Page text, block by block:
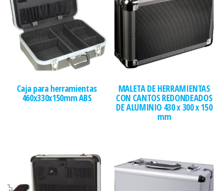
Caja para herramientas
460x330x150mm ABS
MALETA DE HERRAMIENTAS
CON CANTOS REDONDEADOS
DE ALUMINIO 430 x 300 x 150
mm